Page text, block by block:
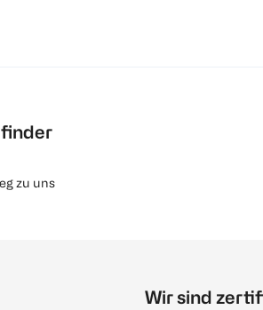
zu uns
Wir sind